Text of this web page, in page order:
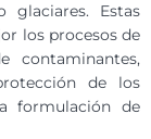
glaciares. Estas
los procesos de
contaminantes,
de los
formulación de